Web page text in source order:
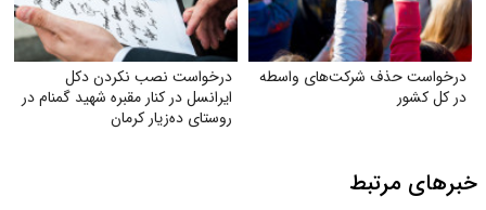
درخواست حذف شرکت‌های واسطه
در کل کشور
درخواست نصب نکردن دکل
ایرانسل در کنار مقبره شهید گمنام در
روستای ده‌زیار کرمان
خبرهای مرتبط